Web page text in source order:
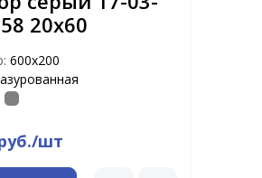
20х60
600х200
шт